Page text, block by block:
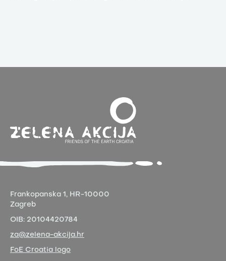
Frankopanska 1, HR-10000
Zagreb
OIB: 20104420784
za@zelena-akcija.hr
FoE Croatia logo